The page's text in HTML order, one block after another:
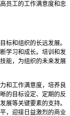
员工的工作满意度和忠
标和组织的长远发展。
学习和成长。培训和发
能，为组织的未来发展
和工作满意度，培养良
的目标设定、定期的反
展等关键要素的支持。
，迎接日益激烈的商业